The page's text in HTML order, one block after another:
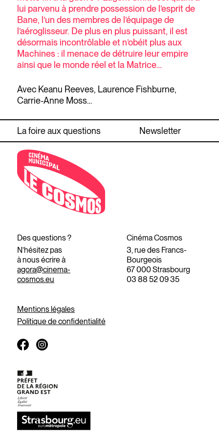
lui parvenu à prendre possession de l’esprit de
Bane, l’un des membres de l’équipage de
l’aéroglisseur. De plus en plus puissant, il est
désormais incontrôlable et n’obéit plus aux
Machines : il menace de détruire leur empire
ainsi que le monde réel et la Matrice…
Avec Keanu Reeves, Laurence Fishburne,
Carrie-Anne Moss…
La foire aux questions Newsletter
Des questions ?
N’hésitez pas
à nous écrire à
agora@cinema-
cosmos.eu
Cinéma Cosmos
3, rue des Francs-
Bourgeois
67 000 Strasbourg
03 88 52 09 35
Mentions légales
Politique de confidentialité